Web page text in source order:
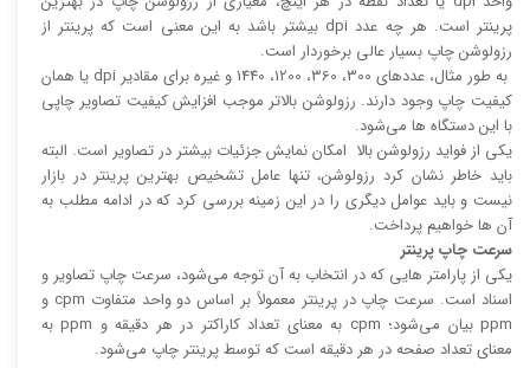
پرینتر است. هر چه عدد dpi بیشتر باشد به این معنی است که پرینتر از
رزولوشن چاپ بسیار عالی برخوردار است.
به طور مثال، عدد‌های 300، 360، 1200، 1440 و غیره برای مقادیر dpi یا همان
کیفیت چاپ وجود دارند. رزولوشن بالا‌‌تر موجب افزایش کیفیت تصاویر چاپی
با این دستگاه ها می‌شود.
یکی از فواید رزولوشن بالا امکان نمایش جزئیات بیشتر در تصاویر است. البته
باید خاطر نشان کرد رزولوشن، تنها عامل تشخیص بهترین پرینتر در بازار
نیست و باید عوامل دیگری را در این زمینه بررسی کرد که در ادامه مطلب به
آن ها خواهیم پرداخت.
سرعت چاپ پرینتر
یکی از پارامتر هایی که در انتخاب به آن توجه می‌شود، سرعت چاپ تصاویر و
اسناد است. سرعت چاپ در پرینتر معمولاً بر اساس دو واحد متفاوت cpm و
ppm بیان می‌شود؛ cpm به معنای تعداد کاراکتر در هر دقیقه و ppm به
معنای تعداد صفحه در هر دقیقه است که توسط پرینتر چاپ می‌شود.